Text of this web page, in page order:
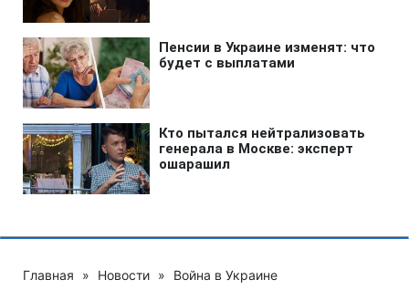
Главная » Новости » Война в Украине